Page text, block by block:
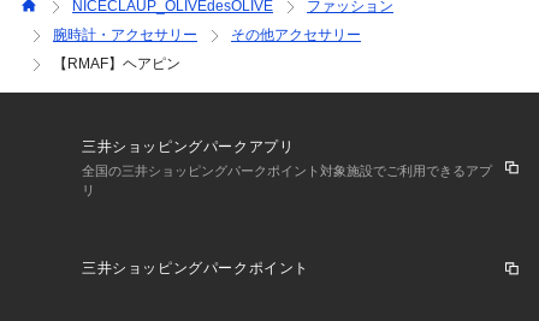
NICECLAUP_OLIVEdesOLIVE
ファッション
腕時計・アクセサリー
その他アクセサリー
【RMAF】ヘアピン
三井ショッピングパークアプリ
全国の三井ショッピングパークポイント対象施設でご利用できるアプ
リ
三井ショッピングパークポイント